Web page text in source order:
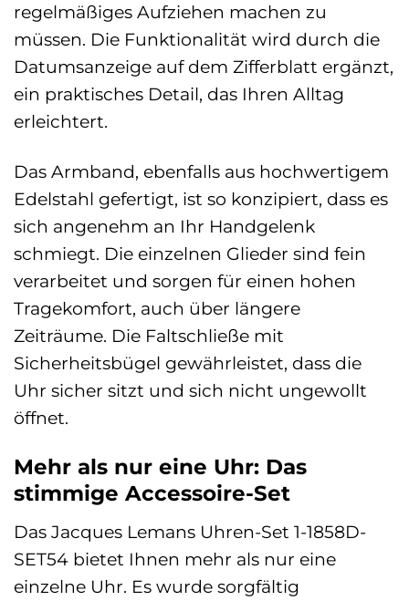
regelmäßiges Aufziehen machen zu
müssen. Die Funktionalität wird durch die
Datumsanzeige auf dem Zifferblatt ergänzt,
ein praktisches Detail, das Ihren Alltag
erleichtert.
Das Armband, ebenfalls aus hochwertigem
Edelstahl gefertigt, ist so konzipiert, dass es
sich angenehm an Ihr Handgelenk
schmiegt. Die einzelnen Glieder sind fein
verarbeitet und sorgen für einen hohen
Tragekomfort, auch über längere
Zeiträume. Die Faltschließe mit
Sicherheitsbügel gewährleistet, dass die
Uhr sicher sitzt und sich nicht ungewollt
öffnet.
Mehr als nur eine Uhr: Das
stimmige Accessoire-Set
Das Jacques Lemans Uhren-Set 1-1858D-
SET54 bietet Ihnen mehr als nur eine
einzelne Uhr. Es wurde sorgfältig